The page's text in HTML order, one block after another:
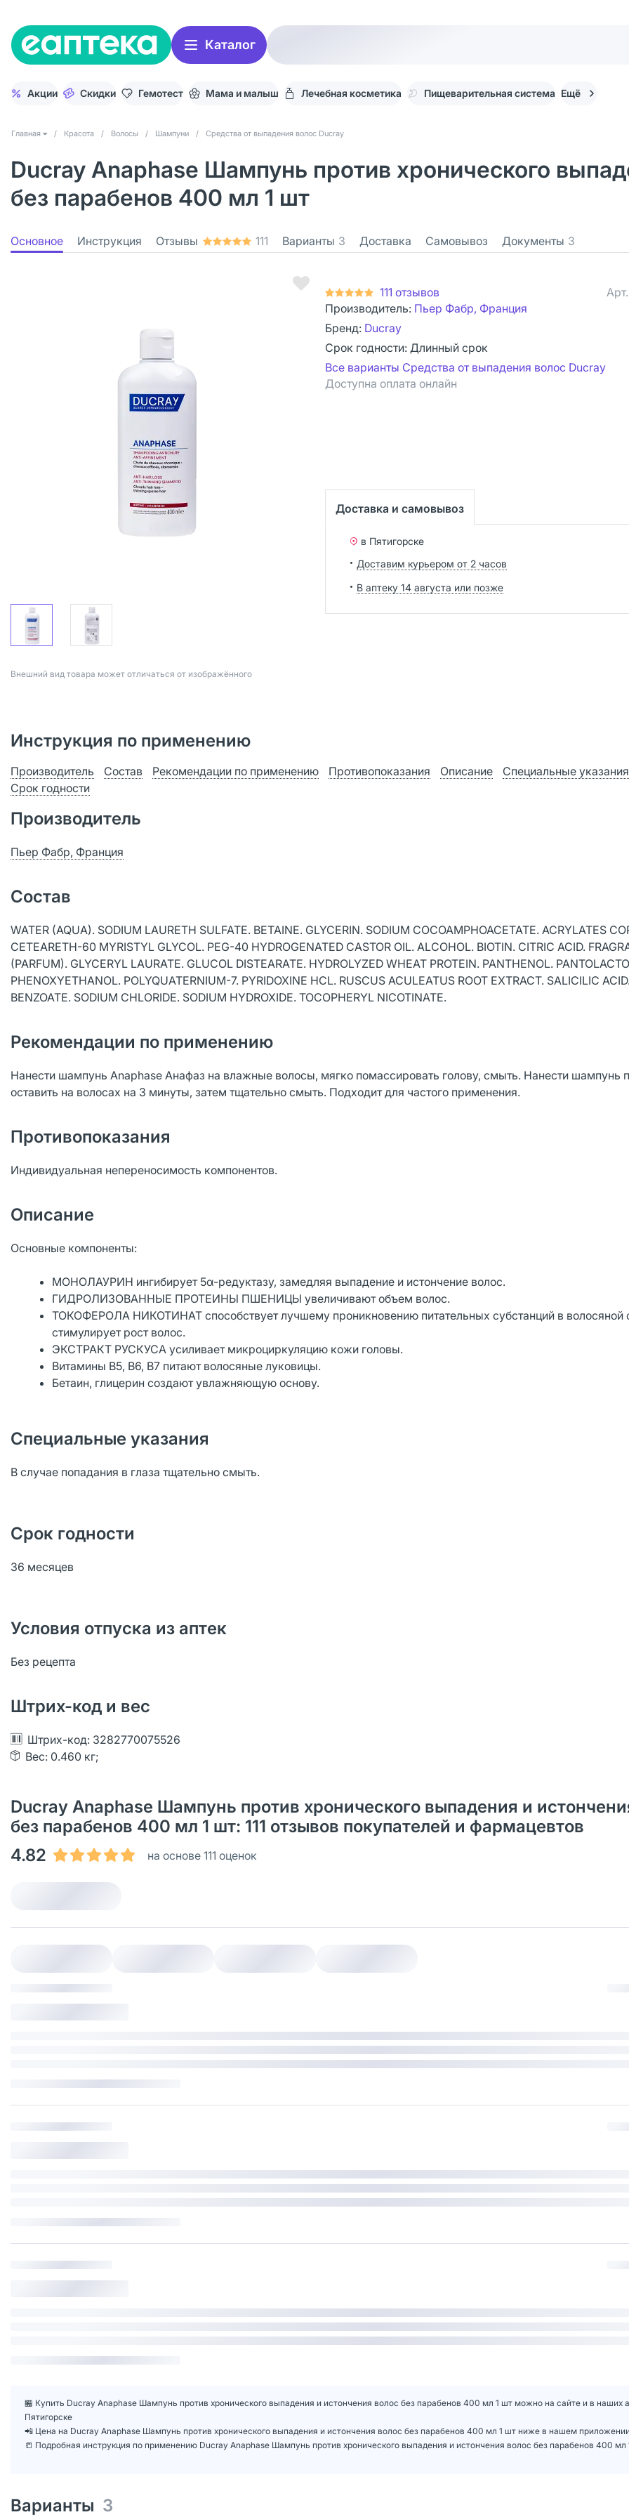
Каталог
Акции Скидки Гемотест Мама и малыш Лечебная косметика Пищеварительная система Ещё
Главная / Красота / Волосы / Шампуни / Средства от выпадения волос Ducray
Ducray Anaphase Шампунь против хронического
без парабенов 400 мл 1 шт
Основное Инструкция Отзывы 111 Варианты 3 Доставка Самовывоз Документы 3
Bнешний вид товара может отличаться от изображённого
111 отзывов Арт.
Производитель: Пьер Фабр, Франция
Бренд: Ducray
Срок годности: Длинный срок
Все варианты Средства от выпадения волос Ducray
Доступна оплата онлайн
Доставка и самовывоз
в Пятигорске
Доставим курьером от 2 часов
В аптеку 14 августа или позже
Инструкция по применению
Производитель Состав Рекомендации по применению Противопоказания Описание
Специальные указания
Срок годности
Производитель
Пьер Фабр, Франция
Состав
WATER (AQUA). SODIUM LAURETH SULFATE. BETAINE. GLYCERIN. SODIUM COCOAMPHOACETATE. ACRYLATES
CETEARETH-60 MYRISTYL GLYCOL. PEG-40 HYDROGENATED CASTOR OIL. ALCOHOL. BIOTIN. CITRIC ACID.
(PARFUM). GLYCERYL LAURATE. GLUCOL DISTEARATE. HYDROLYZED WHEAT PROTEIN. PANTHENOL.
PHENOXYETHANOL. POLYQUATERNIUM-7. PYRIDOXINE HCL. RUSCUS ACULEATUS ROOT EXTRACT. SALICILIC
BENZOATE. SODIUM CHLORIDE. SODIUM HYDROXIDE. TOCOPHERYL NICOTINATE.
Рекомендации по применению
Нанести шампунь Anaphase Анафаз на влажные волосы, мягко помассировать голову, смыть. Нанести шампунь
оставить на волосах на 3 минуты, затем тщательно смыть. Подходит для частого применения.
Противопоказания
Индивидуальная непереносимость компонентов.
Описание
Основные компоненты:
МОНОЛАУРИН ингибирует 5α-редуктазу, замедляя выпадение и истончение волос.
ГИДРОЛИЗОВАННЫЕ ПРОТЕИНЫ ПШЕНИЦЫ увеличивают объем волос.
ТОКОФЕРОЛА НИКОТИНАТ способствует лучшему проникновению питательных субстанций в волосяной
стимулирует рост волос.
ЭКСТРАКТ РУСКУСА усиливает микроциркуляцию кожи головы.
Витамины B5, B6, B7 питают волосяные луковицы.
Бетаин, глицерин создают увлажняющую основу.
Специальные указания
В случае попадания в глаза тщательно смыть.
Срок годности
36 месяцев
Условия отпуска из аптек
Без рецепта
Штрих-код и вес
Штрих-код: 3282770075526
Вес: 0.460 кг;
Ducray Anaphase Шампунь против хронического выпадения и
без парабенов 400 мл 1 шт: 111 отзывов покупателей и фармацевтов
4.82
на основе 111 оценок
🏪 Купить Ducray Anaphase Шампунь против хронического выпадения и истончения волос без парабенов 400 мл 1 шт можно на сайте и в наших
Пятигорске
📲 Цена на Ducray Anaphase Шампунь против хронического выпадения и истончения волос без парабенов 400 мл 1 шт ниже в нашем приложении
📒 Подробная инструкция по применению Ducray Anaphase Шампунь против хронического выпадения и истончения волос без парабенов 400 мл
Варианты 3